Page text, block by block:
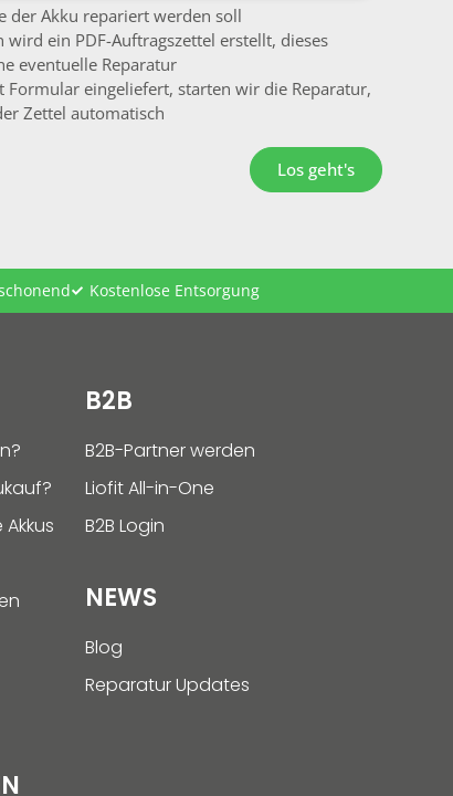
der Akku repariert werden soll
wird ein PDF-Auftragszettel erstellt, dieses
eventuelle Reparatur
Formular eingeliefert, starten wir die Reparatur,
Zettel automatisch
Los geht's
Kostenlose Entsorgung
B2B
B2B-Partner werden
Liofit All-in-One
B2B Login
NEWS
Blog
Reparatur Updates